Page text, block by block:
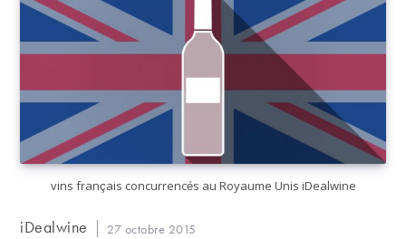
vins français concurrencés au Royaume Unis iDealwine
Auteur/autrice
iDealwine
Publication
27 octobre 2015